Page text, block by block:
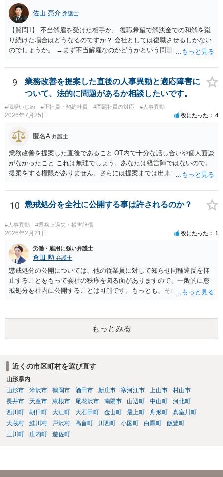
佐山 亮介 弁護士
【質問1】 不当解雇を受けた相手が、 復職希望で解決金での和解を蹴
り続けた場合はどうなるのですか？ 会社としては復職させるしかない
のでしょうか。 →まず不当解雇なのかどうかという問題はあります
れば、復職させるしかありません。 早期に復職させないと一度に払わ
なくてはならないバックアップペイの金額がどんどん増していき会計
的に大ダメージになりますのでご注意下さい。 【質問2】 復職させた
くない場合、どのような解決が考えられますか？ →裁判官が解雇無効
に傾いているなら他の手立てはありません。 和解金額を上乗せしてみ
るのは一案ですが相手がなびかないならば復職させるしかないです。
【質問3】 あるいは、復職させた後、 人事考課の評価次第では、 遠く
のエリアに左遷したり、 降格しても、退職に追いやるのは構わないで
すか？ →実態の伴わないあからさまなものは再び裁判で違法無効とさ
れるおそれがありますが、一般論として人事考課や事業方針に見合っ
た異動はあり得るでしょう。
9
業務改善を提案した直後の人事異動と適応障害に
ついて、法的に問題があるか相談したいです。
#職場いじめ #正社員・契約社員 #問題社員の対応 #人事異動
2026年7月25日 役にたった 4
匿名A 弁護士
業務改善を提案した直後であること OT内で十分な話し合いや個人面談
がなかったこと これは無理でしょう。あなたは経営陣ではないので。
提案をする権限がありません。さらには提案までは出来ても、会社が
況を報告する義務もありません。 権限がないことをして、相手が応じ
ないのは当然で、それで適応障害になっても、そもそも相手は適法で
10 懲戒処分を全社に公開する事は許されるのか？
#人事異動 #業務上過失・損害賠償
2026年2月21日 役にたった 1
労働・雇用に強い弁護士
倉田 勲 弁護士
懲戒処分の公開については、他の従業員に対して知らせ同種違反を抑
止することをもって会社の秩序を図る面がありますので、一般的に懲
戒処分を社内に公開することは可能です。もっとも、そのような側面
それらを公開することが必要やむを得ない事情がある場合を除いて、
名誉毀損に該当する可能性があります。実際の裁判例でも個人名を含
めた公開を行ったケースで裁判所は名誉毀損として従業員から会社に
対する慰謝料請求を認めた例もあります（東京地裁昭和５２年１２月
のでしたら、名誉毀損として違法となる可能性が高いようには思われ
ます。
もっとみる
近くの市区町村を選び直す
山形県内
山形市
米沢市 鶴岡市 酒田市 新庄市 寒河江市 上山市
村山市
長井市
天童市 東根市 尾花沢市 南陽市 山辺町 中山町
河北町
西川町
朝日町 大江町 大石田町 金山町 最上町 舟形町
真室川町
大蔵村
鮭川村 戸沢村 高畠町 川西町 小国町 白鷹町
飯豊町
三川町
庄内町 遊佐町